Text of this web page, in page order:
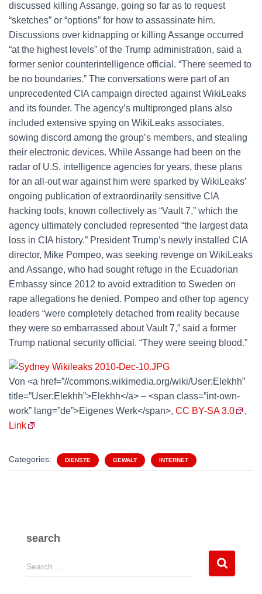
discussed killing Assange, going so far as to request
“sketches” or “options” for how to assassinate him.
Discussions over kidnapping or killing Assange occurred
“at the highest levels” of the Trump administration, said a
former senior counterintelligence official. “There seemed to
be no boundaries.” The conversations were part of an
unprecedented CIA campaign directed against WikiLeaks
and its founder. The agency’s multipronged plans also
included extensive spying on WikiLeaks associates,
sowing discord among the group’s members, and stealing
their electronic devices. While Assange had been on the
radar of U.S. intelligence agencies for years, these plans
for an all-out war against him were sparked by WikiLeaks’
ongoing publication of extraordinarily sensitive CIA
hacking tools, known collectively as “Vault 7,” which the
agency ultimately concluded represented “the largest data
loss in CIA history.” President Trump’s newly installed CIA
director, Mike Pompeo, was seeking revenge on WikiLeaks
and Assange, who had sought refuge in the Ecuadorian
Embassy since 2012 to avoid extradition to Sweden on
rape allegations he denied. Pompeo and other top agency
leaders “were completely detached from reality because
they were so embarrassed about Vault 7,” said a former
Trump national security official. “They were seeing blood.”
Von <a href=”//commons.wikimedia.org/wiki/User:Elekhh”
title=”User:Elekhh”>Elekhh</a> – <span class=”int-own-
work” lang=”de”>Eigenes Werk</span>, CC BY-SA 3.0
,
Link
Categories: DIENSTE GEWALT INTERNET
search
S
e
Search …